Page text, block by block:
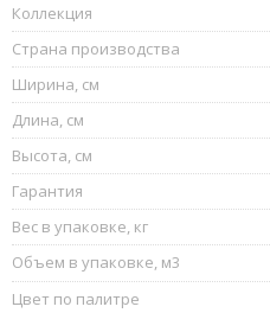
Коллекция
Страна производства
Ширина, см
Длина, см
Высота, см
Гарантия
Вес в упаковке, кг
Объем в упаковке, м3
Цвет по палитре